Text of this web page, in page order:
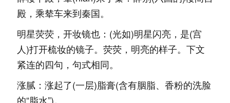
殿，乘辇车来到秦国。
明星荧荧，开妆镜也：(光如)明星闪亮，是(宫
人)打开梳妆的镜子。荧荧，明亮的样子。下文
紧连的四句，句式相同。
涨腻：涨起了(一层)脂膏(含有胭脂、香粉的洗脸
的“脂水”)。